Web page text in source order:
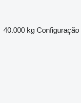
40.000 kg Configuração